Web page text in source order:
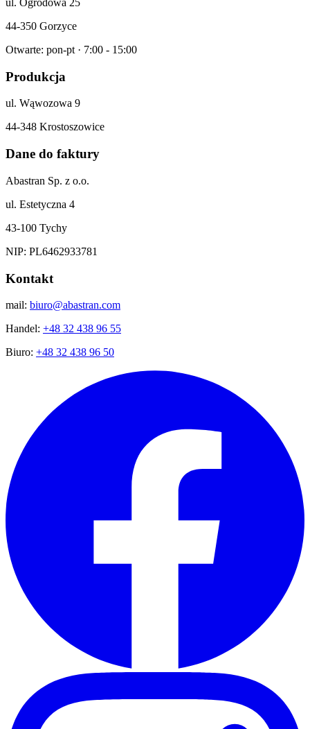
ul. Ogrodowa 25
44-350 Gorzyce
Otwarte: pon-pt · 7:00 - 15:00
Produkcja
ul. Wąwozowa 9
44-348 Krostoszowice
Dane do faktury
Abastran Sp. z o.o.
ul. Estetyczna 4
43-100 Tychy
NIP: PL6462933781
Kontakt
mail: biuro@abastran.com
Handel: +48 32 438 96 55
Biuro: +48 32 438 96 50